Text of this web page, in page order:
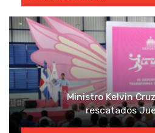
Ministro Kelvin
rescatados